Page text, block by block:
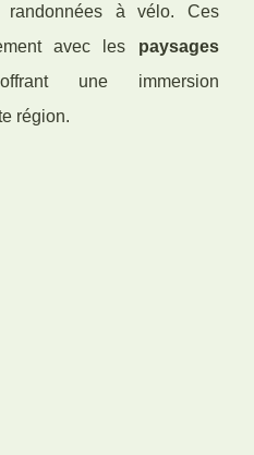
à vélo. Ces
avec les paysages
une immersion
région.